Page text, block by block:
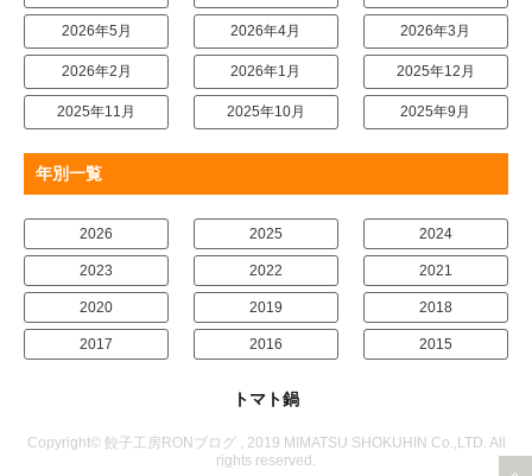
2026年5月 2026年4月 2026年3月
2026年2月 2026年1月 2025年12月
2025年11月 2025年10月 2025年9月
年別一覧
2026 2025 2024
2023 2022 2021
2020 2019 2018
2017 2016 2015
トマト鍋
Copyright© 餃子工房RONブログ , 2019 MIMATSU SHOKUHIN Co.,LTD. All
rights reserved.